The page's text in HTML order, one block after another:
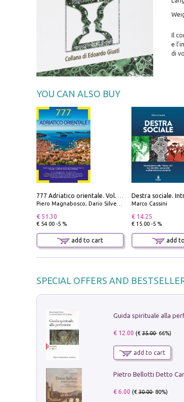
Il
e
di
YOU CAN ALSO BUY
777 Adriatico orientale. Vol. 2: Costa della Dalmazia da Zara a Molunat, Isole della Dalmazia Meridionale e Montenegro
Piero Magnabosco; Dario Silvestro; Marco Sbrizzi
€ 51.30
€ 54.00 -5 %
add to cart
Marco Cassini
€ 14.25
€ 15.00 -5 %
add
SPECIAL OFFERS AND
Guida spirituale alla
€ 12.00 (€35.00- 66%)
add to cart
€ 6.00 (€30.00- 80%)